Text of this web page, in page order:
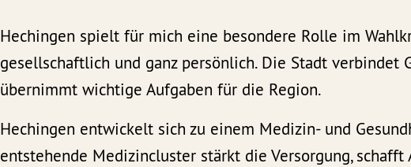
Hechingen spielt für mich eine besondere Rolle im
gesellschaftlich und ganz persönlich. Die Stadt verbindet
übernimmt wichtige Aufgaben für die Region.
Hechingen entwickelt sich zu einem Medizin- und
entstehende Medizincluster stärkt die Versorgung,